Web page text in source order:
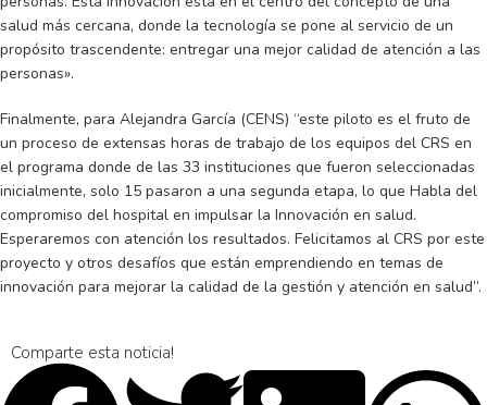
salud más cercana, donde la tecnología se pone al servicio de un
propósito trascendente: entregar una mejor calidad de atención a las
personas».
Finalmente, para Alejandra García (CENS) “este piloto es el fruto de
un proceso de extensas horas de trabajo de los equipos del CRS en
el programa donde de las 33 instituciones que fueron seleccionadas
inicialmente, solo 15 pasaron a una segunda etapa, lo que Habla del
compromiso del hospital en impulsar la Innovación en salud.
Esperaremos con atención los resultados. Felicitamos al CRS por este
proyecto y otros desafíos que están emprendiendo en temas de
innovación para mejorar la calidad de la gestión y atención en salud”.
Comparte esta noticia!